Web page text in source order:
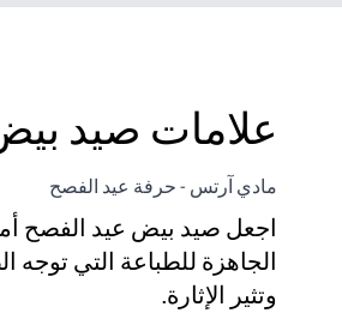
علامات صيد
مادي آرتس - حرفة عيد الفصح
اجعل صيد بيض عيد الفصح
الجاهزة للطباعة التي
وتثير الإثارة.